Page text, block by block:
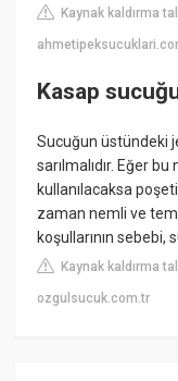
Kaynak kaldırma
Kasap
Sucuğun üstündeki
sarılmalıdır. Eğer
kullanılacaksa
zaman nemli ve
koşullarının sebebi,
Kaynak kaldırma
ozgulsucuk.com.tr